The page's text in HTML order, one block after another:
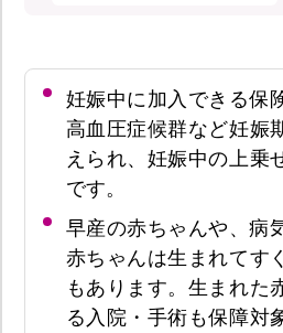
妊娠中に加入できる保
高血圧症候群など妊娠
えられ、妊娠中の上乗
です。
早産の赤ちゃんや、病
赤ちゃんは生まれてす
もあります。生まれた
る入院・手術も保障対